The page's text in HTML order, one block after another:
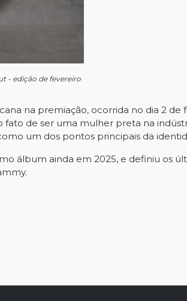
- edição de fevereiro
na premiação, ocorrida no dia 2
fato de ser uma mulher preta na
um dos pontos principais da
álbum ainda em 2025, e definiu os